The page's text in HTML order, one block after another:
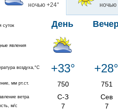
ночью +24°
суток День
явления
воздуха,°C +33° +28°
мм рт.ст. 750 751
ветра С-З Сев
м/с 7 7
ночью